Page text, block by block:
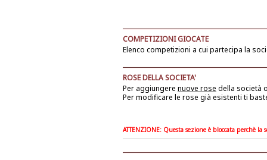
COMPETIZIONI GIOCATE
Elenco competizioni a cui partecipa la
ROSE DELLA SOCIETA'
Per aggiungere nuove rose della società
Per modificare le rose già esistenti ti
ATTENZIONE: Questa sezione è bloccata perchè